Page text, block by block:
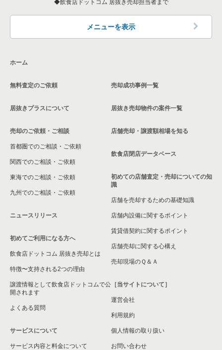
大阪市天王寺区の飲食店の居抜き売却物件の案件一覧
高石市の飲食店の居抜き売却物件の案件一覧
大阪市鶴見区の飲食店の居抜き売却物件の案件一覧
大阪市浪速区の飲食店の居抜き売却物件の案件一覧
八尾市の飲食店の居抜き売却物件の案件一覧
大東市の飲食店の居抜き売却物件の案件一覧
箕面市の飲食店の居抜き売却物件の案件一覧
大阪市淀川区の飲食店の居抜き売却物件の案件一覧
大阪市東成区の飲食店の居抜き売却物件の案件一覧
大阪市城東区の飲食店の居抜き売却物件の案件一覧
大阪市旭区の飲食店の居抜き売却物件の案件一覧
和泉市の飲食店の居抜き売却物件の案件一覧
池田市の飲食店の居抜き売却物件の案件一覧
大阪市大正区の飲食店の居抜き売却物件の案件一覧
大阪府のその他の居抜き売却物件の案件一覧
飲食店ドットコム 居抜き売却担当者まで
メニューを表示
ホーム
無料査定のご依頼
居抜きプラスについて
売却のご依頼・ご相談
首都圏でのご相談・ご依頼
関西でのご相談・ご依頼
東海でのご相談・ご依頼
九州でのご相談・ご依頼
ニュースリリース
初めてご利用になる方へ
飲食店ドットコム 居抜き売却とは
特徴〜支持される2つの理由
譲渡情報として飲食店ドットコムで公
開されます
よくある質問
サービスについて
サービス内容と料金について
売却成功事例一覧
居抜き売却物件の案件一覧
店舗売却・譲渡額相場を知る
飲食店閉店データベース
初めての店舗査定・売却についての知
識
店舗を売却するための基礎知識
店舗内設備に関するポイント
賃貸借契約に関するポイント
店舗売却に関する心構え
売却現場のＱ＆Ａ
［当サイトについて］
運営会社
利用規約
個人情報の取り扱い
お問い合わせ